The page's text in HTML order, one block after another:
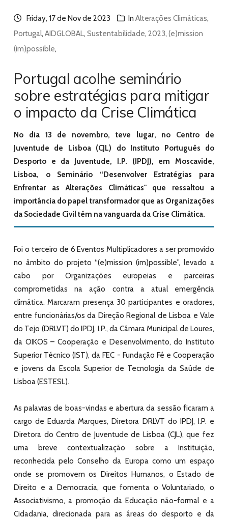
Friday, 17 de Nov de 2023 In Alterações Climáticas,
Portugal, AIDGLOBAL, Sustentabilidade, 2023, (e)mission
(im)possible,
Portugal acolhe seminário
sobre estratégias para mitigar
o impacto da Crise Climática
No dia 13 de novembro, teve lugar, no Centro de
Juventude de Lisboa (CJL) do Instituto Português do
Desporto e da Juventude, I.P. (IPDJ), em Moscavide,
Lisboa, o Seminário “Desenvolver Estratégias para
Enfrentar as Alterações Climáticas" que ressaltou a
importância do papel transformador que as Organizações
da Sociedade Civil têm na vanguarda da Crise Climática.
Foi o terceiro de 6 Eventos Multiplicadores a ser promovido
no âmbito do projeto “(e)mission (im)possible”, levado a
cabo por Organizações europeias e parceiras
comprometidas na ação contra a atual emergência
climática. Marcaram presença 30 participantes e oradores,
entre funcionárias/os da Direção Regional de Lisboa e Vale
do Tejo (DRLVT) do IPDJ, I.P., da Câmara Municipal de Loures,
da OIKOS – Cooperação e Desenvolvimento, do Instituto
Superior Técnico (IST), da FEC - Fundação Fé e Cooperação
e jovens da Escola Superior de Tecnologia da Saúde de
Lisboa (ESTESL).
As palavras de boas-vindas e abertura da sessão ficaram a
cargo de Eduarda Marques, Diretora DRLVT do IPDJ, I.P. e
Diretora do Centro de Juventude de Lisboa (CJL), que fez
uma breve contextualização sobre a Instituição,
reconhecida pelo Conselho da Europa como um espaço
onde se promovem os Direitos Humanos, o Estado de
Direito e a Democracia, que fomenta o Voluntariado, o
Associativismo, a promoção da Educação não-formal e a
Cidadania, direcionada para as áreas do desporto e da